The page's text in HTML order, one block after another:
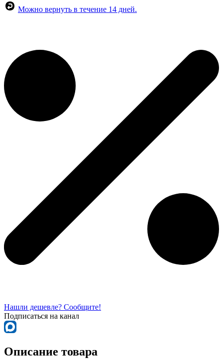
Можно вернуть в течение 14 дней.
Нашли дешевле? Сообщите!
Подписаться на канал
Описание товара